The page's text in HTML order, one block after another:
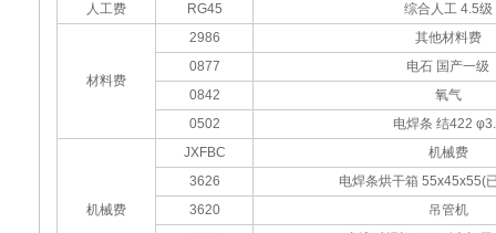
人工费 RG45 综合人工 4.5级
材料费
2986
其他材料费
0877
电石 国产一级
0842
氧气
0502
电焊条 结422
机械费
JXFBC
机械费
3626
电焊条烘干箱 55x45x55(
3620
吊管机